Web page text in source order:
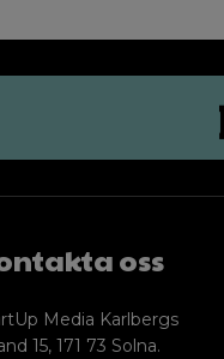
oss
Media Karlbergs
15, 171 73 Solna.